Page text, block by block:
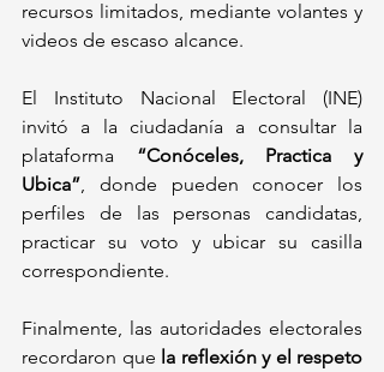
recursos limitados, mediante volantes y
videos de escaso alcance.
El Instituto Nacional Electoral (INE)
invitó a la ciudadanía a consultar la
plataforma “Conóceles, Practica y
Ubica” , donde pueden conocer los
perfiles de las personas candidatas,
practicar su voto y ubicar su casilla
correspondiente.
Finalmente, las autoridades electorales
recordaron que la reflexión y el respeto